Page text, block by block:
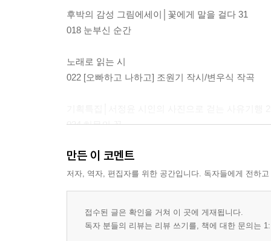
후박의 감성 그림에세이│꽃에게 말을 걸다 31
018 눈부신 순간
노래로 읽는 시
022 [오빠하고 나하고] 조원기 작시/변우식 작곡
024 허무의 꽃
029 더불어 사는 세상│당신이 있어 행복합니다 방
032 김세영 시인의 포토포엠 49 하늘 거미 외 1편
만든 이 코멘트
저자, 역자, 편집자를 위한 공간입니다. 독자들에게 전하
접수된 글은 확인을 거쳐 이 곳에 게재됩니다.
독자 분들의 리뷰는 리뷰 쓰기를, 책에 대한 문의는